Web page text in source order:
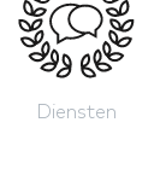
Diensten